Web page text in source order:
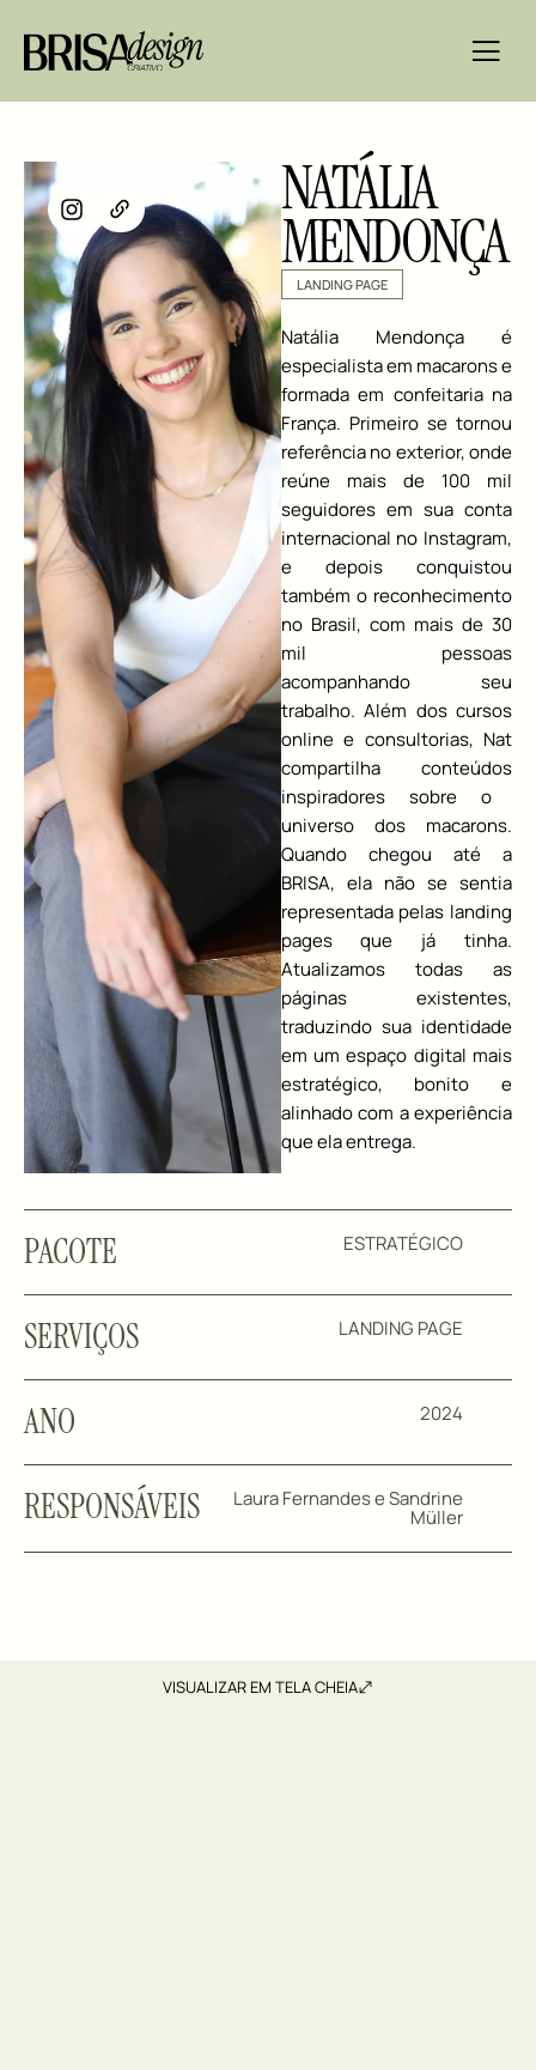
NATÁLIA
MENDONÇA
LANDING PAGE
Natália Mendonça é
especialista em macaronse
formada em confeitaria na
França. Primeiro se tornou
referência no exterior, onde
reúne mais de 100 mil
seguidores em sua conta
internacional no Instagram,
e depois conquistou
também o reconhecimento
no Brasil, com mais de 30
mil pessoas
acompanhando seu
trabalho. Além dos cursos
online e consultorias, Nat
compartilha conteúdos
inspiradores sobre o
universo dos macarons.
Quando chegou até a
BRISA, ela não se sentia
representada pelas landing
pages que já tinha.
Atualizamos todas as
páginas existentes,
traduzindo sua identidade
em um espaço digital mais
estratégico, bonito e
alinhado com a experiência
que ela entrega.
PACOTE ESTRATÉGICO
SERVIÇOS LANDING PAGE
ANO 2024
RESPONSÁVEIS Laura Fernandes e Sandrine
Müller
VISUALIZAR EM TELA CHEIA